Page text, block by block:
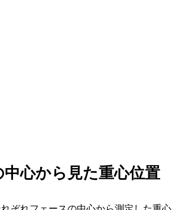
心から見た重心位置